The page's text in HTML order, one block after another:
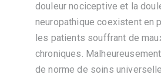
douleur nociceptive et la
neuropathique coexistent en
les patients souffrant de
chroniques.
de norme de soins